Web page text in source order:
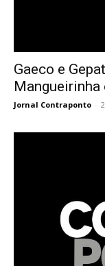
Gaeco e
Mangueirinha
Jornal Contraponto -